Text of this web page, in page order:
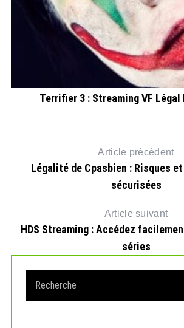
Terrifier 3 : Streaming VF Légal
Article précédent
Légalité de Cpasbien : Risques
sécurisées
Article suivant
HDS Streaming : Accédez
séries
a
r